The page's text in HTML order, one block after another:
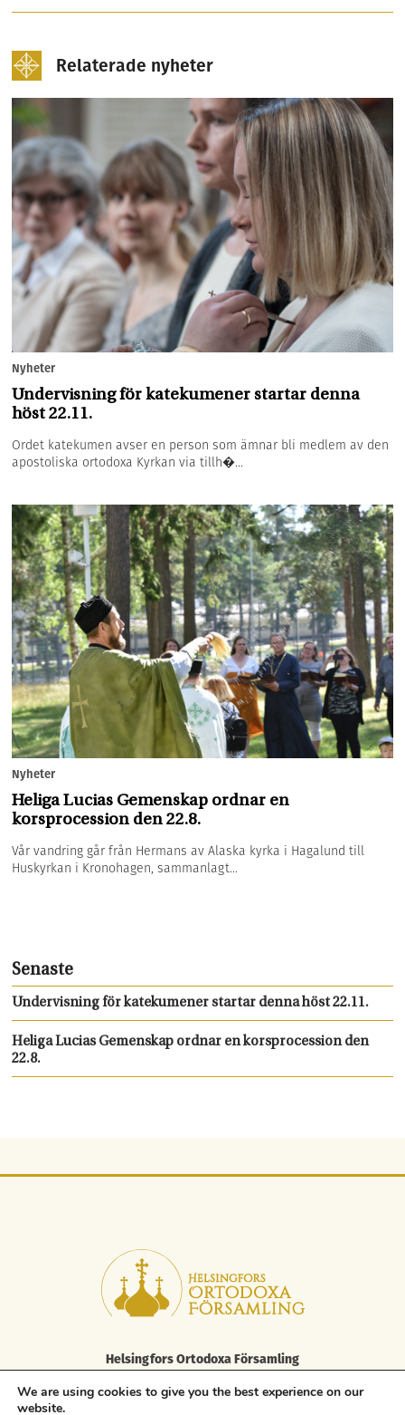
Relaterade nyheter
Nyheter
Undervisning för katekumener startar denna
höst 22.11.
Ordet katekumen avser en person som ämnar bli medlem av den
apostoliska ortodoxa Kyrkan via tillh�...
Nyheter
Heliga Lucias Gemenskap ordnar en
korsprocession den 22.8.
Vår vandring går från Hermans av Alaska kyrka i Hagalund till
Huskyrkan i Kronohagen, sammanlagt...
Senaste
Undervisning för katekumener startar denna höst 22.11.
Heliga Lucias Gemenskap ordnar en korsprocession den
22.8.
Helsingfors Ortodoxa Församling
Elisabetsgatan 29 A, 00170 Helsingfors
tfn 09 85 646 100, fax. 09 85 646 250
We are using cookies to give you the best experience on our
website.